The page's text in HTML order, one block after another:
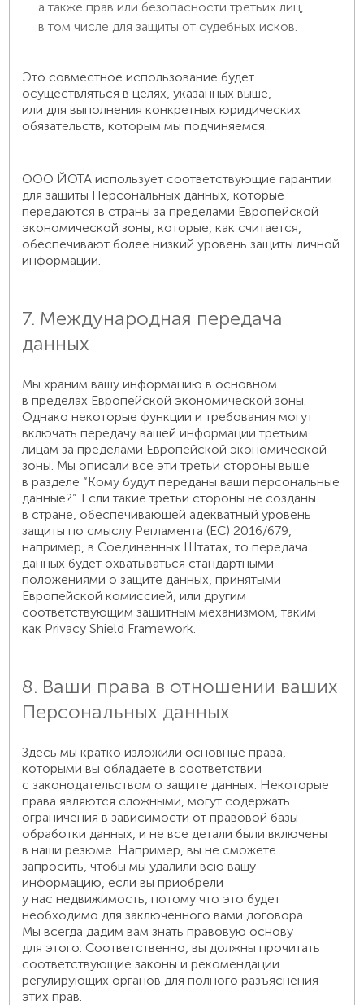
а также прав или безопасности третьих лиц,
в том числе для защиты от судебных исков.
Это совместное использование будет
осуществляться в целях, указанных выше,
или для выполнения конкретных юридических
обязательств, которым мы подчиняемся.
ООО ЙОТА использует соответствующие гарантии
для защиты Персональных данных, которые
передаются в страны за пределами Европейской
экономической зоны, которые, как считается,
обеспечивают более низкий уровень защиты личной
информации.
7. Международная передача
данных
Мы храним вашу информацию в основном
в пределах Европейской экономической зоны.
Однако некоторые функции и требования могут
включать передачу вашей информации третьим
лицам за пределами Европейской экономической
зоны. Мы описали все эти третьи стороны выше
в разделе “Кому будут переданы ваши персональные
данные?”. Если такие третьи стороны не созданы
в стране, обеспечивающей адекватный уровень
защиты по смыслу Регламента (ЕС) 2016/679,
например, в Соединенных Штатах, то передача
данных будет охватываться стандартными
положениями о защите данных, принятыми
Европейской комиссией, или другим
соответствующим защитным механизмом, таким
как Privacy Shield Framework.
8. Ваши права в отношении ваших
Персональных данных
Здесь мы кратко изложили основные права,
которыми вы обладаете в соответствии
с законодательством о защите данных. Некоторые
права являются сложными, могут содержать
ограничения в зависимости от правовой базы
обработки данных, и не все детали были включены
в наши резюме. Например, вы не сможете
запросить, чтобы мы удалили всю вашу
информацию, если вы приобрели
у нас недвижимость, потому что это будет
необходимо для заключенного вами договора.
Мы всегда дадим вам знать правовую основу
для этого. Соответственно, вы должны прочитать
соответствующие законы и рекомендации
регулирующих органов для полного разъяснения
этих прав.